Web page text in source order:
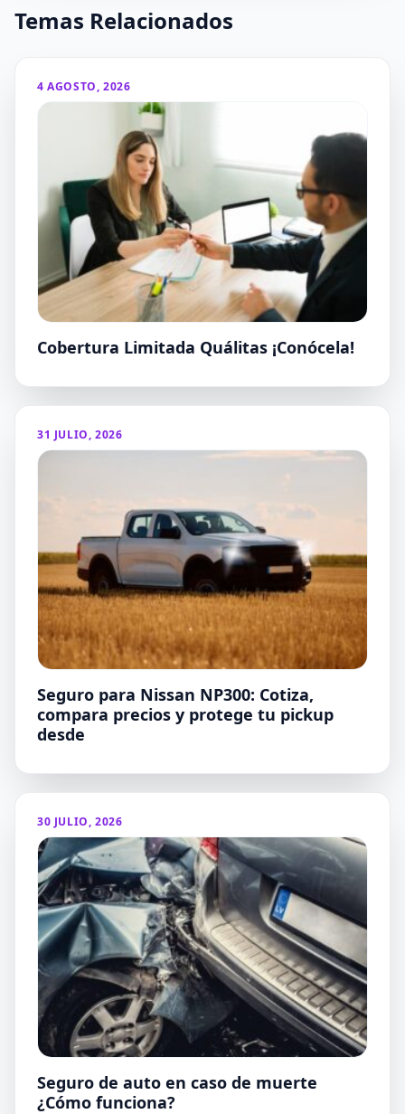
Temas Relacionados
4 AGOSTO, 2026
Cobertura Limitada Quálitas ¡Conócela!
31 JULIO, 2026
Seguro para Nissan NP300: Cotiza,
compara precios y protege tu pickup
desde
30 JULIO, 2026
Seguro de auto en caso de muerte
¿Cómo funciona?